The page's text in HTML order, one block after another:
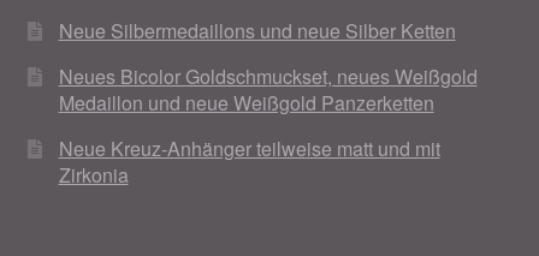
Neue Silbermedaillons und neue Silber Ketten
Neues Bicolor Goldschmuckset, neues Weißgold
Medaillon und neue Weißgold Panzerketten
Neue Kreuz-Anhänger teilweise matt und mit
Zirkonia